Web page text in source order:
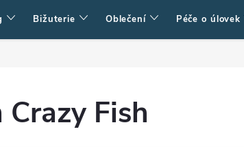
Bižuterie Oblečení Péče o úlovek
Crazy Fish